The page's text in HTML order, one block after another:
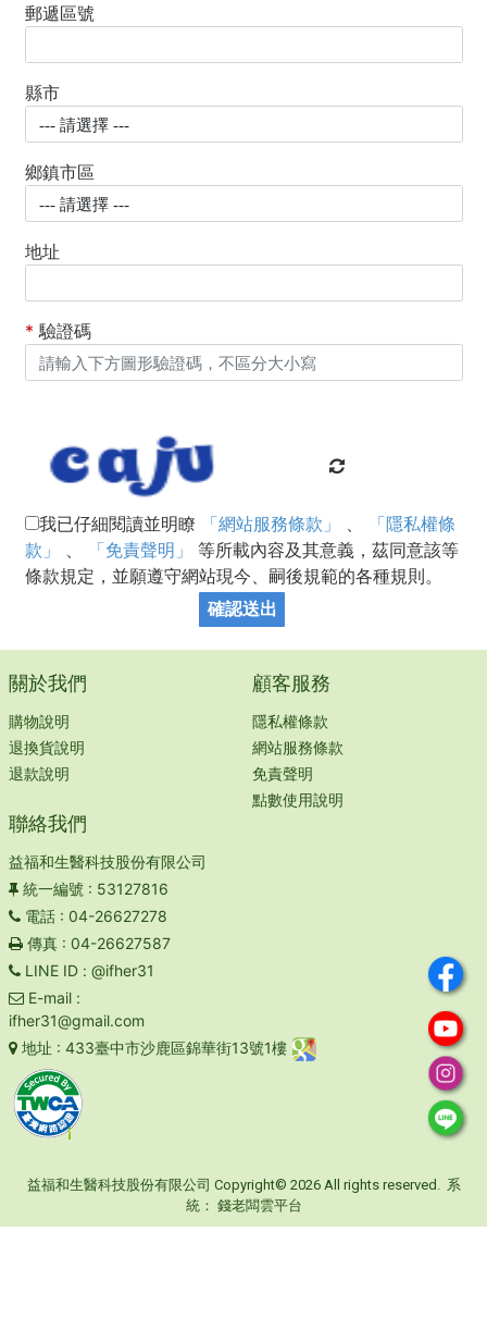
郵遞區號
縣市
鄉鎮市區
地址
* 驗證碼
我已仔細閱讀並明瞭 「網站服務條款」 、
「隱私權條
款」
、 「免責聲明」
等所載內容及其意義，茲同意該等
條款規定，並願遵守網站現今、嗣後規範的各種規則。
確認送出
關於我們
購物說明
退換貨說明
退款說明
顧客服務
隱私權條款
網站服務條款
免責聲明
點數使用說明
聯絡我們
益福和生醫科技股份有限公司
統一編號 : 53127816
電話: 04-26627278
傳真: 04-26627587
LINE ID: @ifher31
E-mail:
ifher31@gmail.com
地址 : 433臺中市沙鹿區錦華街13號1樓
益福和生醫科技股份有限公司 Copyright© 2026 All rights reserved. 系
統： 錢老闆雲平台